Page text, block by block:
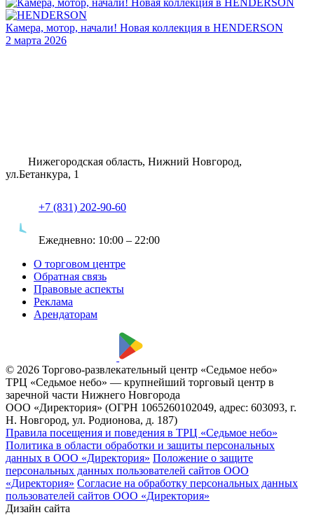
Камера, мотор, начали! Новая коллекция в HENDERSON
2 марта 2026
Нижегородская область, Нижний Новгород,
ул.Бетанкура, 1
+7 (831) 202-90-60
Ежедневно: 10:00 – 22:00
О торговом центре
Обратная связь
Правовые аспекты
Реклама
Арендаторам
© 2026 Торгово-развлекательный центр «Седьмое небо»
ТРЦ «Седьмое небо» — крупнейший торговый центр в
заречной части Нижнего Новгорода
ООО «Директория» (ОГРН 1065260102049, адрес: 603093, г.
Н. Новгород, ул. Родионова, д. 187)
Правила посещения и поведения в ТРЦ «Седьмое небо»
Политика в области обработки и защиты персональных
данных в ООО «Директория» Положение о защите
персональных данных пользователей сайтов ООО
«Директория» Согласие на обработку персональных данных
пользователей сайтов ООО «Директория»
Дизайн сайта